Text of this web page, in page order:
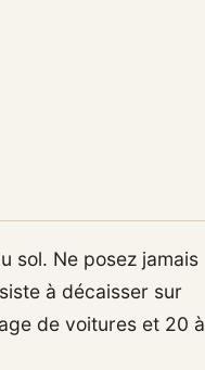
sol. Ne posez jamais
à décaisser sur
de voitures et 20 à